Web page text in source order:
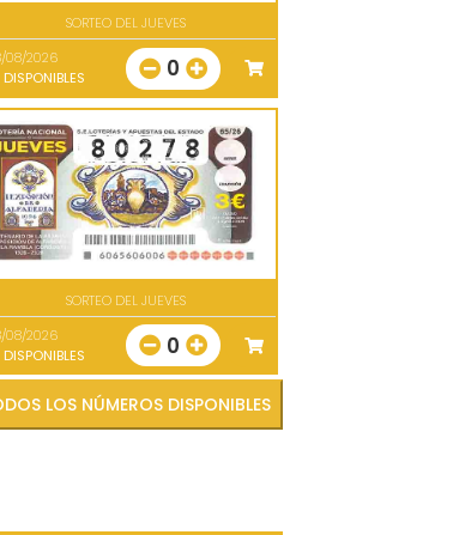
SORTEO DEL JUEVES
08/2026
DISPONIBLES 0
SORTEO DEL JUEVES
08/2026
DISPONIBLES 0
VER TODOS LOS NÚMEROS DISPONIBLES